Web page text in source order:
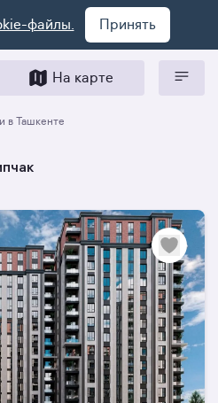
файлы. Принять
На карте
в Ташкенте